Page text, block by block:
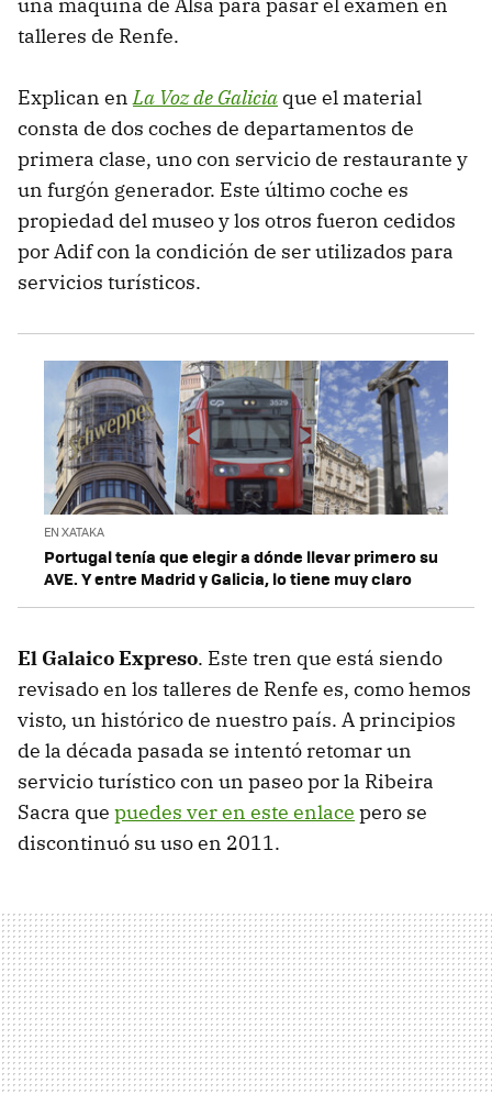
talleres de Renfe.
Explican enLa Voz de Galicia que el material
consta de dos coches de departamentos de
primera clase, uno con servicio de restaurante y
un furgón generador. Este último coche es
propiedad del museo y los otros fueron cedidos
por Adif con la condición de ser utilizados para
servicios turísticos.
EN XATAKA
Portugal tenía que elegir a dónde llevar primero su
AVE. Y entre Madrid y Galicia, lo tiene muy claro
El Galaico Expreso. Este tren que está siendo
revisado en los talleres de Renfe es, como hemos
visto, un histórico de nuestro país. A principios
de la década pasada se intentó retomar un
servicio turístico con un paseo por la Ribeira
Sacra que puedes ver en este enlace pero se
discontinuó su uso en 2011.